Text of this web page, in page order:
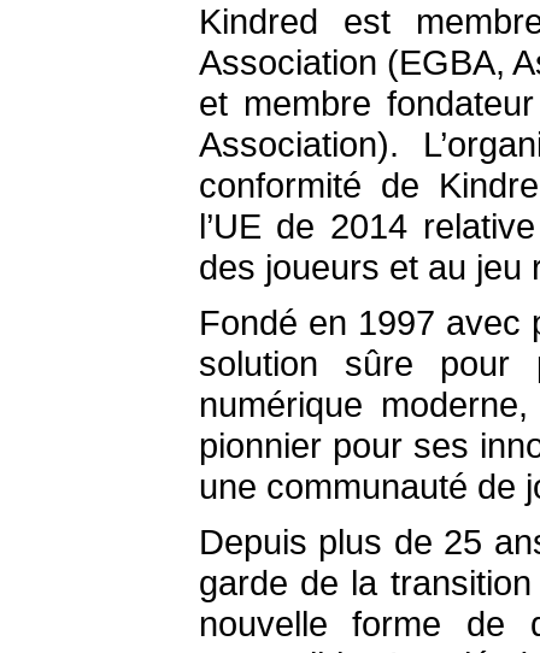
Kindred est
Association (EGBA,
et membre
Association).
conformité de
l’UE de 2014
des joueurs et au jeu
Fondé en 1997 avec
solution sûre pour
numérique
pionnier pour ses
une communauté de
Depuis plus de 25
garde de la
nouvelle forme de